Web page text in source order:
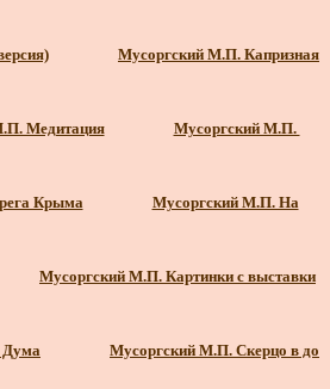
Мусоргский М.П. Капризная
Медитация Мусоргский М.П.
Крыма Мусоргский М.П. На
Мусоргский М.П. Картинки с выставки
Дума Мусоргский М.П. Скерцо в до